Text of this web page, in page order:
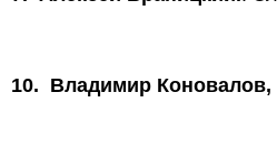
10. Владимир Коновалов,